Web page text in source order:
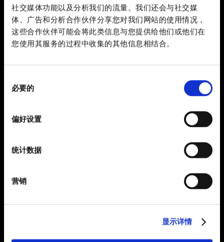
社交媒体功能以及分析我们的流量。我们还会与社交媒
体、广告和分析合作伙伴分享您对我们网站的使用情况，
这些合作伙伴可能会将此类信息与您提供给他们或他们在
您使用其服务的过程中收集的其他信息相结合。
必要的
偏好设置
统计数据
营销
显示详情